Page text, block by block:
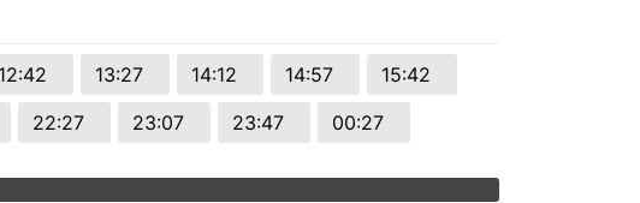
12:42 13:27 14:12 14:57
15:42
22:27 23:07 23:47 00:27